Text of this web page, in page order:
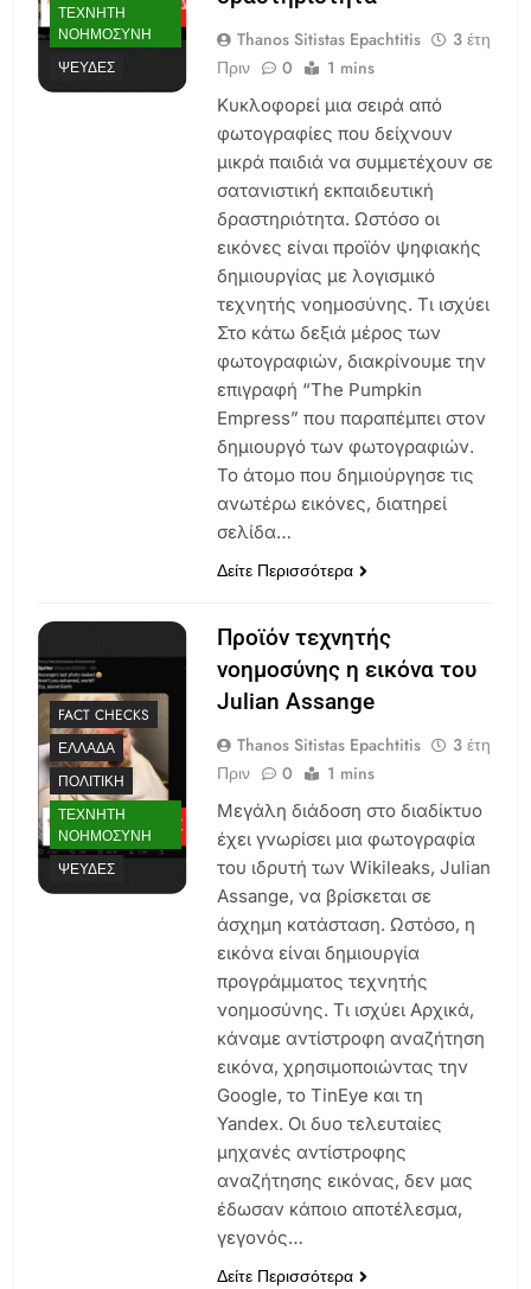
ΤΕΧΝΗΤΉ
ΝΟΗΜΟΣΎΝΗ
ΨΕΥΔΈΣ
Thanos Sitistas Epachtitis
3 έτη
Πριν
0 1 mins
Κυκλοφορεί μια σειρά από
φωτογραφίες που δείχνουν
μικρά παιδιά να συμμετέχουν σε
σατανιστική εκπαιδευτική
δραστηριότητα. Ωστόσο οι
εικόνες είναι προϊόν ψηφιακής
δημιουργίας με λογισμικό
τεχνητής νοημοσύνης. Τι ισχύει
Στο κάτω δεξιά μέρος των
φωτογραφιών, διακρίνουμε την
επιγραφή “The Pumpkin
Empress” που παραπέμπει στον
δημιουργό των φωτογραφιών.
Το άτομο που δημιούργησε τις
ανωτέρω εικόνες, διατηρεί
σελίδα…
Δείτε Περισσότερα
FACT CHECKS
ΕΛΛΆΔΑ
ΠΟΛΙΤΙΚΉ
ΤΕΧΝΗΤΉ
ΝΟΗΜΟΣΎΝΗ
ΨΕΥΔΈΣ
Προϊόν τεχνητής
νοημοσύνης η εικόνα του
Julian Assange
Thanos Sitistas Epachtitis
3 έτη
Πριν
0 1 mins
Μεγάλη διάδοση στο διαδίκτυο
έχει γνωρίσει μια φωτογραφία
του ιδρυτή των Wikileaks, Julian
Assange, να βρίσκεται σε
άσχημη κατάσταση. Ωστόσο, η
εικόνα είναι δημιουργία
προγράμματος τεχνητής
νοημοσύνης. Τι ισχύει Αρχικά,
κάναμε αντίστροφη αναζήτηση
εικόνα, χρησιμοποιώντας την
Google, το TinEye και τη
Yandex. Οι δυο τελευταίες
μηχανές αντίστροφης
αναζήτησης εικόνας, δεν μας
έδωσαν κάποιο αποτέλεσμα,
γεγονός…
Δείτε Περισσότερα